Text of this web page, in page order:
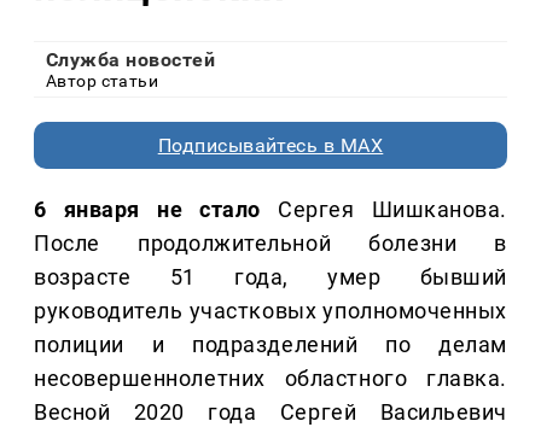
Служба новостей
Автор статьи
Подписывайтесь в MAX
6 января не стало Сергея Шишканова.
После продолжительной болезни в
возрасте 51 года, умер бывший
руководитель участковых уполномоченных
полиции и подразделений по делам
несовершеннолетних областного главка.
Весной 2020 года Сергей Васильевич